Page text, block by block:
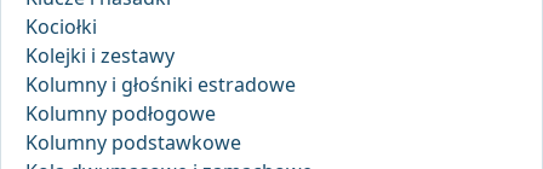
Kociołki
Kolejki i zestawy
Kolumny i głośniki estradowe
Kolumny podłogowe
Kolumny podstawkowe